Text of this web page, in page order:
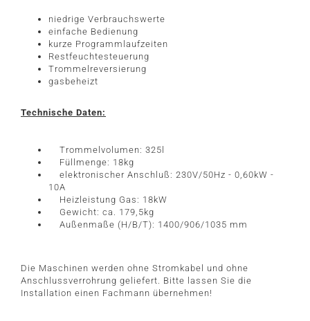
niedrige Verbrauchswerte
einfache Bedienung
kurze Programmlaufzeiten
Restfeuchtesteuerung
Trommelreversierung
gasbeheizt
Technische Daten:
Trommelvolumen: 325l
Füllmenge: 18kg
elektronischer Anschluß: 230V/50Hz - 0,60kW -
10A
Heizleistung Gas: 18kW
Gewicht: ca. 179,5kg
Außenmaße (H/B/T): 1400/906/1035 mm
Die Maschinen werden ohne Stromkabel und ohne
Anschlussverrohrung geliefert. Bitte lassen Sie die
Installation einen Fachmann übernehmen!